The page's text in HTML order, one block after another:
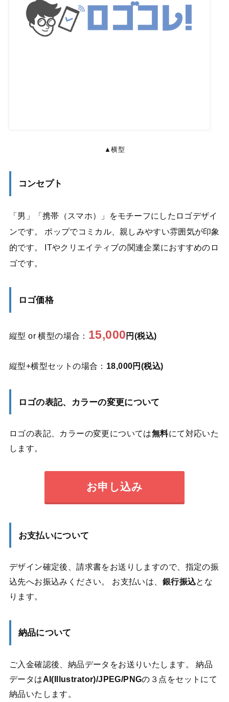
▲横型
コンセプト
「男」「携帯（スマホ）」をモチーフにしたロゴデザイ
ンです。 ポップでコミカル、親しみやすい雰囲気が印象
的です。 ITやクリエイティブの関連企業におすすめのロ
ゴです。
ロゴ価格
縦型 or 横型の場合： 15,000 円(税込)
縦型+横型セットの場合： 18,000円(税込)
ロゴの表記、カラーの変更について
ロゴの表記、カラーの変更については無料にて対応いた
します。
お申し込み
お支払いについて
デザイン確定後、請求書をお送りしますので、指定の振
込先へお振込みください。 お支払いは、 銀行振込とな
ります。
納品について
ご入金確認後、納品データをお送りいたします。 納品
データはAI(Illustrator)/JPEG/PNGの３点をセットにて
納品いたします。